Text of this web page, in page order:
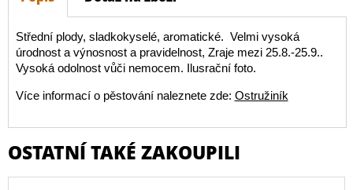
Střední plody, sladkokyselé, aromatické. Velmi vysoká
úrodnost a výnosnost a pravidelnost, Zraje mezi 25.8.-25.9..
Vysoká odolnost vůči nemocem. Ilusrační foto.
Více informací o pěstování naleznete zde: Ostružiník
OSTATNÍ TAKÉ ZAKOUPILI